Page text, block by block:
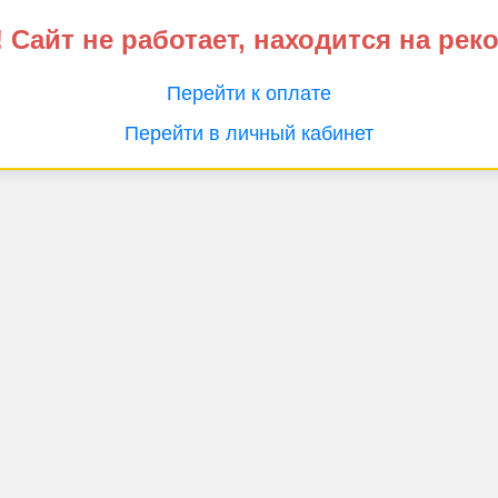
не работает, находится на
Перейти к оплате
Перейти в личный кабинет